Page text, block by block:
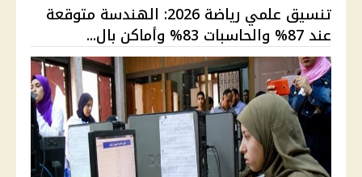
تنسيق علمي رياضة 2026: الهندسة متوقعة
عند 87% والحاسبات 83% وأماكن بال...